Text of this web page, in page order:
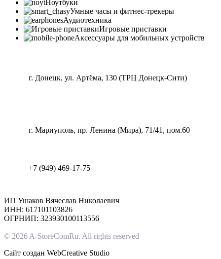
Ноутбуки
Умные часы и фитнес-трекеры
Аудиотехника
Игровые приставки
Аксессуары для мобильных устройств
г. Донецк, ул. Артёма, 130 (ТРЦ Донецк-Сити)
г. Мариуполь, пр. Ленина (Мира), 71/41, пом.60
+7 (949) 469-17-75
ИП Ушаков Вячеслав Николаевич
ИНН: 617101103826
ОГРНИП: 323930100113556
© 2026 A-StoreComRu. All rights reserved
Сайт создан WebCreative Studio